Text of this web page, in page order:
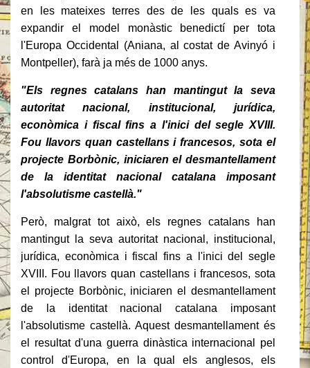
en les mateixes terres des de les quals es va
expandir el model monàstic benedictí per tota
l'Europa Occidental (Aniana, al costat de Avinyó i
Montpeller), farà ja més de 1000 anys.
"Els regnes catalans han mantingut la seva
autoritat nacional, institucional, jurídica,
econòmica i fiscal fins a l'inici del segle XVIII.
Fou llavors quan castellans i francesos, sota el
projecte Borbònic, iniciaren el desmantellament
de la identitat nacional catalana imposant
l'absolutisme castellà."
Però, malgrat tot això, els regnes catalans han
mantingut la seva autoritat nacional, institucional,
jurídica, econòmica i fiscal fins a l'inici del segle
XVIII. Fou llavors quan castellans i francesos, sota
el projecte Borbònic, iniciaren el desmantellament
de la identitat nacional catalana imposant
l'absolutisme castellà. Aquest desmantellament és
el resultat d'una guerra dinàstica internacional pel
control d'Europa, en la qual els anglesos, els